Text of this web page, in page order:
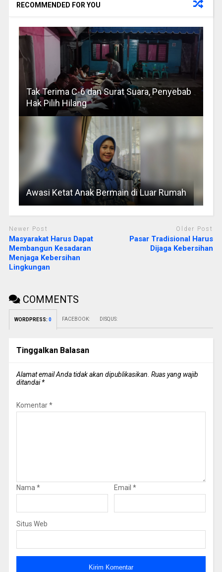
RECOMMENDED FOR YOU
Tak Terima C-6 dan Surat Suara, Penyebab
Hak Pilih Hilang
Awasi Ketat Anak Bermain di Luar Rumah
Newer Post
Masyarakat Harus Dapat
Membangun Kesadaran
Menjaga Kebersihan
Lingkungan
Older Post
Pasar Tradisional Harus
Dijaga Kebersihan
COMMENTS
WORDPRESS: 0 FACEBOOK: DISQUS:
Tinggalkan Balasan
Alamat email Anda tidak akan dipublikasikan. Ruas yang wajib
ditandai*
Komentar*
Nama * Email *
Situs Web